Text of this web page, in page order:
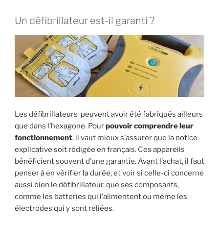
Un défibrillateur est-il garanti ?
Les défibrillateurs peuvent avoir été fabriqués ailleurs
que dans l’hexagone. Pourpouvoir comprendre leur
fonctionnement, il vaut mieux s’assurer que la notice
explicative soit rédigée en français. Ces appareils
bénéficient souvent d’une garantie. Avant l’achat, il faut
penser à en vérifier la durée, et voir si celle-ci concerne
aussi bien le défibrillateur, que ses composants,
comme les batteries qui l’alimentent ou même les
électrodes qui y sont reliées.